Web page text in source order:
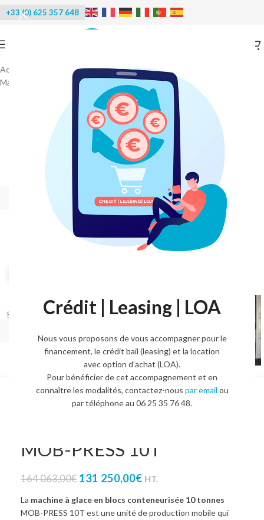
Crédit | Leasing | LOA
Nous vous proposons de vous accompagner pour le
financement, le crédit bail (leasing) et la location
avec option d’achat (LOA).
Pour bénéficier de cet accompagnement et en
connaître les modalités, contactez-nous par email ou
par téléphone au 06 25 35 76 48.
+33 (0) 625 357 648
Accueil Machines à glace/Machines conteneurisées
Machine à glace en blocs conteneurisée
-20%
Machine à glace en blocs
MOB-PRESS 10T
164 063,00€ 131 250,00€ HT.
La machine à glace en blocs conteneurisée 10 tonnes
MOB-PRESS 10T est une unité de production mobile qui